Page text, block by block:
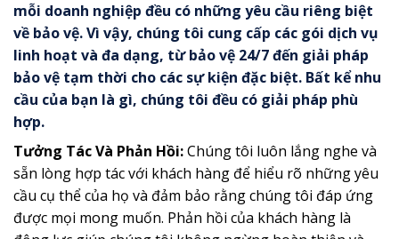
mỗi doanh nghiệp đều có những yêu cầu riêng biệt
về bảo vệ. Vì vậy, chúng tôi cung cấp các gói dịch vụ
linh hoạt và đa dạng, từ bảo vệ 24/7 đến giải pháp
bảo vệ tạm thời cho các sự kiện đặc biệt. Bất kể nhu
cầu của bạn là gì, chúng tôi đều có giải pháp phù
hợp.
Tưởng Tác Và Phản Hồi:Chúng tôi luôn lắng nghe và
sẵn lòng hợp tác với khách hàng để hiểu rõ những yêu
cầu cụ thể của họ và đảm bảo rằng chúng tôi đáp ứng
được mọi mong muốn. Phản hồi của khách hàng là